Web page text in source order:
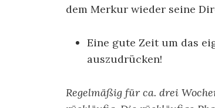
dem Merkur wieder seine
Eine gute Zeit um das
auszudrücken!
Regelmäßig für ca. drei